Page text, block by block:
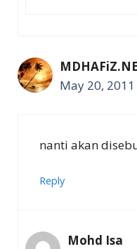
May 20,
nanti akan
Reply
Mohd Isa